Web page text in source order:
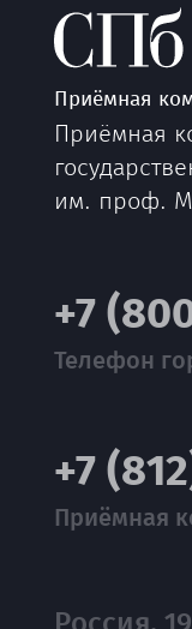
Приёмная
Приёмная
им. проф.
+7
Телефон
+7
Приёмная